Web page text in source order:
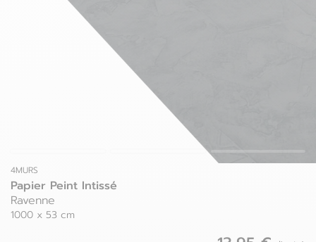
4MURS
Papier Peint Intissé
Ravenne
1000 x 53 cm
Grèce
Roumanie